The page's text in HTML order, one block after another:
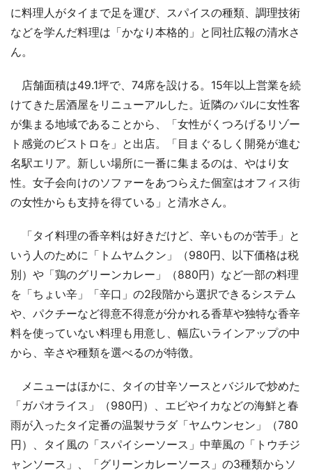
に料理人がタイまで足を運び、スパイスの種類、調理技術
などを学んだ料理は「かなり本格的」と同社広報の清水さ
ん。
店舗面積は49.1坪で、74席を設ける。15年以上営業を続
けてきた居酒屋をリニューアルした。近隣のバルに女性客
が集まる地域であることから、「女性がくつろげるリゾー
ト感覚のビストロを」と出店。「目まぐるしく開発が進む
名駅エリア。新しい場所に一番に集まるのは、やはり女
性。女子会向けのソファーをあつらえた個室はオフィス街
の女性からも支持を得ている」と清水さん。
「タイ料理の香辛料は好きだけど、辛いものが苦手」と
いう人のために「トムヤムクン」（980円、以下価格は税
別）や「鶏のグリーンカレー」（880円）など一部の料理
を「ちょい辛」「辛口」の2段階から選択できるシステム
や、パクチーなど得意不得意が分かれる香草や独特な香辛
料を使っていない料理も用意し、幅広いラインアップの中
から、辛さや種類を選べるのが特徴。
メニューはほかに、タイの甘辛ソースとバジルで炒めた
「ガパオライス」（980円）、エビやイカなどの海鮮と春
雨が入ったタイ定番の温製サラダ「ヤムウンセン」（780
円）、タイ風の「スパイシーソース」中華風の「トウチジ
ャンソース」、「グリーンカレーソース」の3種類からソ